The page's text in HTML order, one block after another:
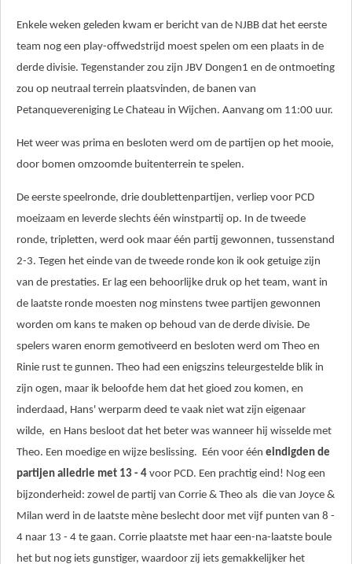
Enkele weken geleden kwam er bericht van de NJBB dat het eerste
team nog een play-offwedstrijd moest spelen om een plaats in de
derde divisie. Tegenstander zou zijn JBV Dongen1 en de ontmoeting
zou op neutraal terrein plaatsvinden, de banen van
Petanquevereniging Le Chateau in Wijchen. Aanvang om 11:00 uur.
Het weer was prima en besloten werd om de partijen op het mooie,
door bomen omzoomde buitenterrein te spelen.
De eerste speelronde, drie doublettenpartijen, verliep voor PCD
moeizaam en leverde slechts één winstpartij op. In de tweede
ronde, tripletten, werd ook maar één partij gewonnen, tussenstand
2-3. Tegen het einde van de tweede ronde kon ik ook getuige zijn
van de prestaties. Er lag een behoorlijke druk op het team, want in
de laatste ronde moesten nog minstens twee partijen gewonnen
worden om kans te maken op behoud van de derde divisie. De
spelers waren enorm gemotiveerd en besloten werd om Theo en
Rinie rust te gunnen. Theo had een enigszins teleurgestelde blik in
zijn ogen, maar ik beloofde hem dat het gioed zou komen, en
inderdaad, Hans' werparm deed te vaak niet wat zijn eigenaar
wilde, en Hans besloot dat het beter was wanneer hij wisselde met
Theo. Een moedige en wijze beslissing. Eén voor één eindigden de
partijen alledrie met 13 - 4 voor PCD. Een prachtig eind! Nog een
bijzonderheid: zowel de partij van Corrie & Theo als die van Joyce &
Milan werd in de laatste mène beslecht door met vijf punten van 8 -
4 naar 13 - 4 te gaan. Corrie plaatste met haar een-na-laatste boule
het but nog iets gunstiger, waardoor zij iets gemakkelijker het